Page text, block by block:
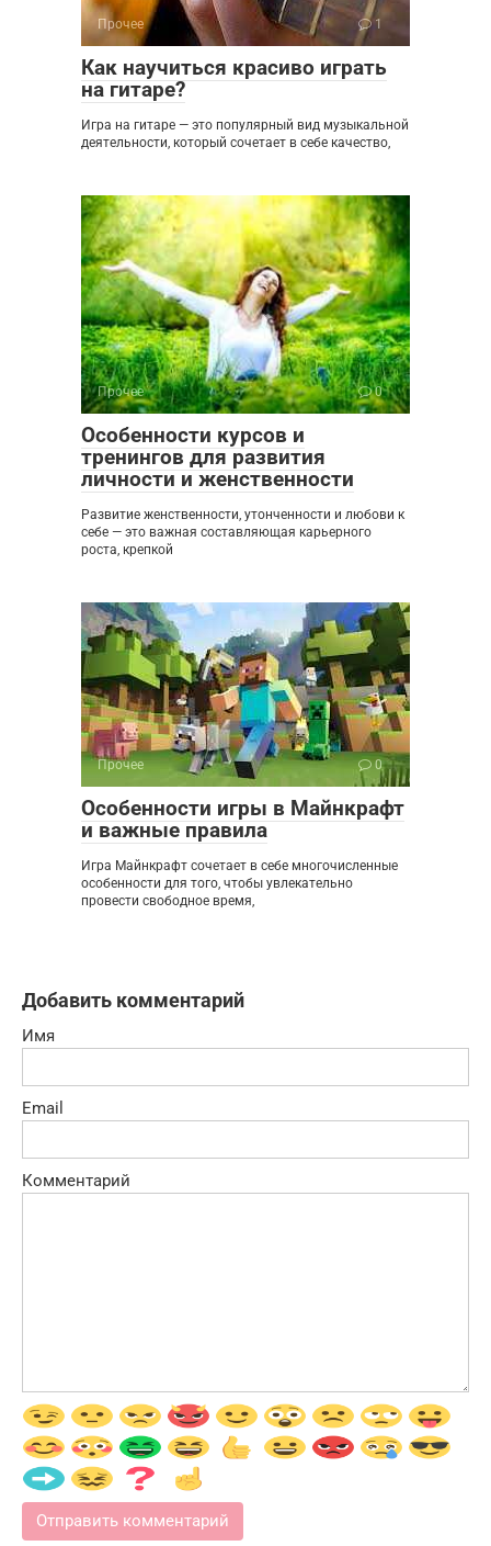
Прочее 1
Как научиться красиво играть
на гитаре?
Игра на гитаре — это популярный вид музыкальной
деятельности, который сочетает в себе качество,
Прочее 0
Особенности курсов и
тренингов для развития
личности и женственности
Развитие женственности, утонченности и любови к
себе — это важная составляющая карьерного
роста, крепкой
Прочее 0
Особенности игры в Майнкрафт
и важные правила
Игра Майнкрафт сочетает в себе многочисленные
особенности для того, чтобы увлекательно
провести свободное время,
Добавить комментарий
Имя
Email
Комментарий